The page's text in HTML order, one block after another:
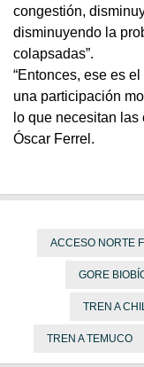
congestión,
disminuyendo la
colapsadas”.
“Entonces, ese es
una participación
lo que necesitan
Óscar Ferrel.
ACCESO NORTE
GORE
TREN A
TREN A TEMUCO